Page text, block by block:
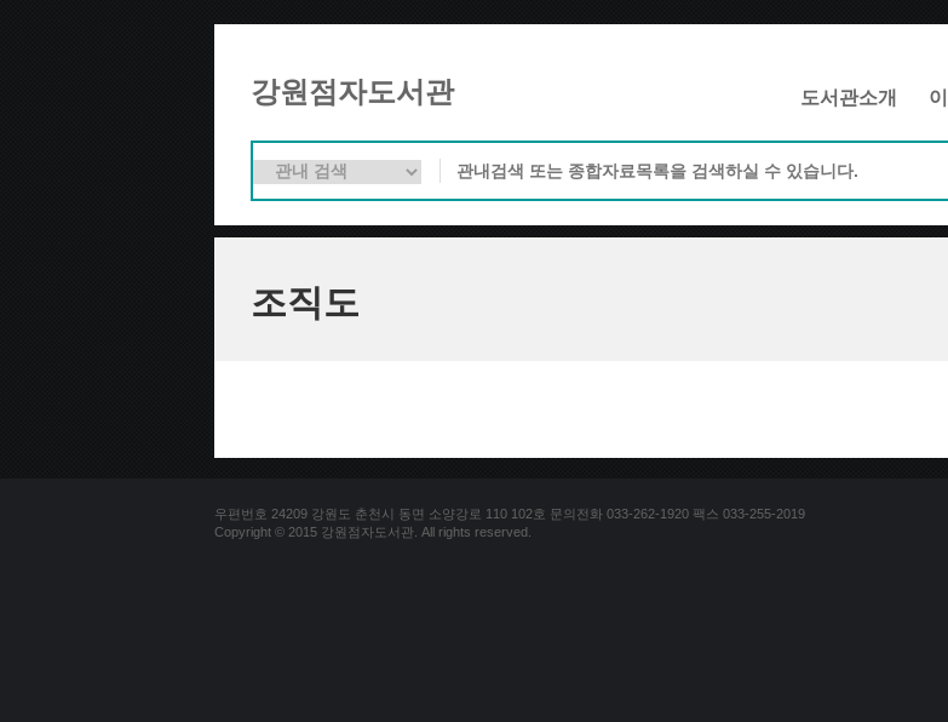
강원점자도서관 도서관소개
조직도
우편번호 24209 강원도 춘천시 동면 소양강로 110 102호 문의전화 033-262-1920 팩스 033-255-2019
Copyright © 2015 강원점자도서관. All rights reserved.